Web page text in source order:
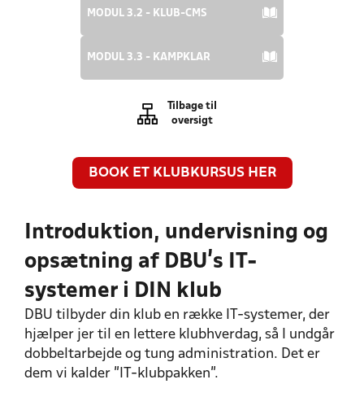
MODUL 3.2 - KLUB-CMS
MODUL 3.3 - KAMPKLAR
Tilbage til
oversigt
BOOK ET KLUBKURSUS HER
Introduktion, undervisning og
opsætning af DBU’s IT-
systemer i DIN klub
DBU tilbyder din klub en række IT-systemer, der
hjælper jer til en lettere klubhverdag, så I undgår
dobbeltarbejde og tung administration. Det er
dem vi kalder ”IT-klubpakken”.